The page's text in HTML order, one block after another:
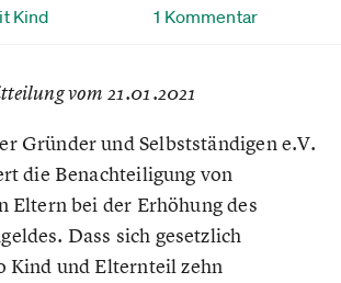
Kind 1 Kommentar
vom 21.01.2021
Gründer und Selbstständigen e.V.
die Benachteiligung von
Eltern bei der Erhöhung des
Dass sich gesetzlich
Kind und Elternteil zehn